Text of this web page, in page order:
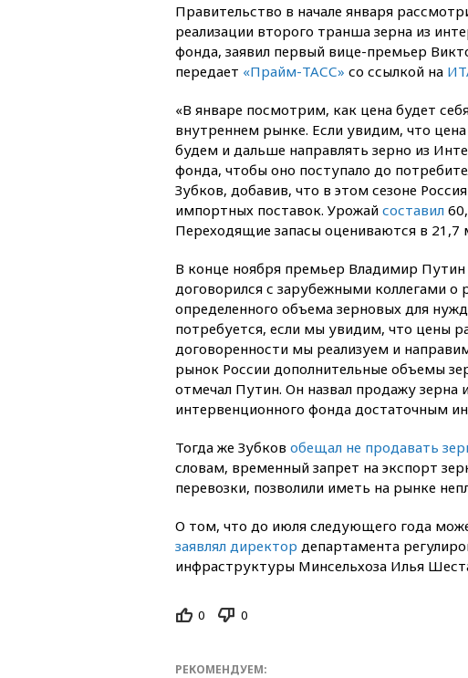
Правительство в начале января
реализации второго транша зерна из
фонда, заявил первый вице-премьер
передает «Прайм-ТАСС» со ссылкой на
«В январе посмотрим, как цена будет
внутреннем рынке. Если увидим, что цена
будем и дальше направлять зерно из
фонда, чтобы оно поступало до
Зубков, добавив, что в этом сезоне
импортных поставок. Урожай составил
Переходящие запасы оцениваются в 21,7
В конце ноября премьер Владимир Путин
договорился с зарубежными коллегами о
определенного объема зерновых для
потребуется, если мы увидим, что цены
договоренности мы реализуем и
рынок России дополнительные объемы
отмечал Путин. Он назвал продажу зерна
интервенционного фонда достаточным
Тогда же Зубков обещал не продавать
словам, временный запрет на экспорт
перевозки, позволили иметь на рынке
О том, что до июля следующего года
заявлял директор департамента
инфраструктуры Минсельхоза Илья
0 0
РЕКОМЕНДУЕМ: